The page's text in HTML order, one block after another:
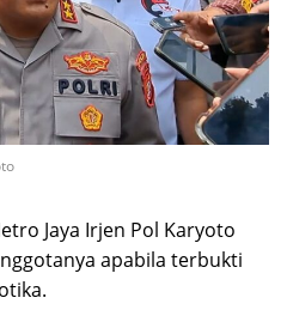
Jaya Irjen Pol Karyoto
apabila terbukti